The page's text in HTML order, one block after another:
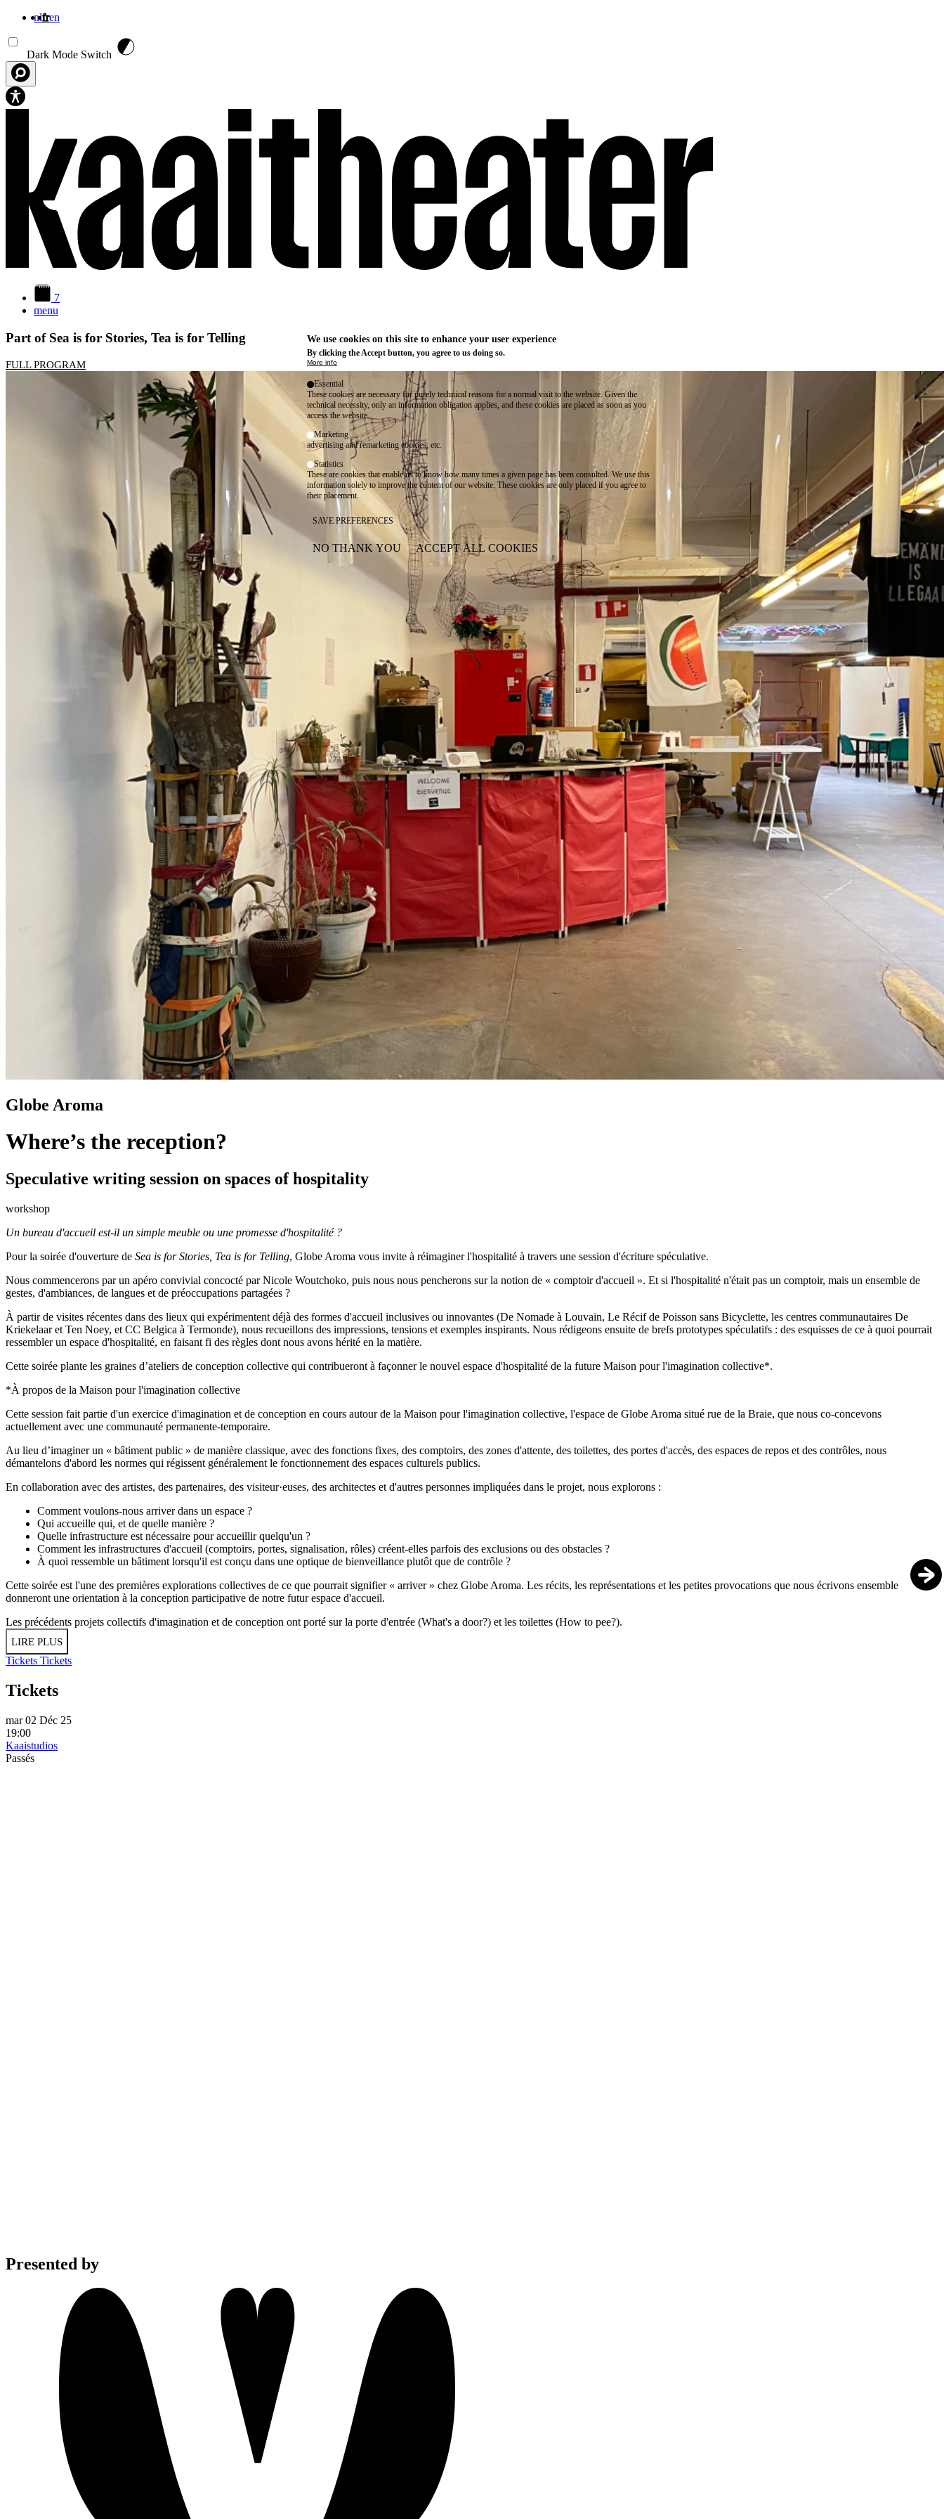
nlfren
Dark Mode Switch
7
menu
Part of Sea is for Stories, Tea is for Telling
FULL PROGRAM
Globe Aroma
Where’s the reception?
Speculative writing session on spaces of hospitality
workshop
Un bureau d'accueil est-il un simple meuble ou une promesse d'hospitalité ?
Pour la soirée d'ouverture de Sea is for Stories, Tea is for Telling, Globe Aroma vous invite à réimaginer l'hospitalité à travers une session d'écriture spéculative.
Nous commencerons par un apéro convivial concocté par Nicole Woutchoko, puis nous nous pencherons sur la notion de « comptoir d'accueil ». Et si l'hospitalité n'était pas un comptoir, mais un ensemble de
gestes, d'ambiances, de langues et de préoccupations partagées ?
À partir de visites récentes dans des lieux qui expérimentent déjà des formes d'accueil inclusives ou innovantes (De Nomade à Louvain, Le Récif de Poisson sans Bicyclette, les centres communautaires De
Kriekelaar et Ten Noey, et CC Belgica à Termonde), nous recueillons des impressions, tensions et exemples inspirants. Nous rédigeons ensuite de brefs prototypes spéculatifs : des esquisses de ce à quoi pourrait
ressembler un espace d'hospitalité, en faisant fi des règles dont nous avons hérité en la matière.
Cette soirée plante les graines d’ateliers de conception collective qui contribueront à façonner le nouvel espace d'hospitalité de la future Maison pour l'imagination collective*.
*À propos de la Maison pour l'imagination collective
Cette session fait partie d'un exercice d'imagination et de conception en cours autour de la Maison pour l'imagination collective, l'espace de Globe Aroma situé rue de la Braie, que nous co-concevons
actuellement avec une communauté permanente-temporaire.
Au lieu d’imaginer un « bâtiment public » de manière classique, avec des fonctions fixes, des comptoirs, des zones d'attente, des toilettes, des portes d'accès, des espaces de repos et des contrôles, nous
démantelons d'abord les normes qui régissent généralement le fonctionnement des espaces culturels publics.
En collaboration avec des artistes, des partenaires, des visiteur·euses, des architectes et d'autres personnes impliquées dans le projet, nous explorons :
Comment voulons-nous arriver dans un espace ?
Qui accueille qui, et de quelle manière ?
Quelle infrastructure est nécessaire pour accueillir quelqu'un ?
Comment les infrastructures d'accueil (comptoirs, portes, signalisation, rôles) créent-elles parfois des exclusions ou des obstacles ?
À quoi ressemble un bâtiment lorsqu'il est conçu dans une optique de bienveillance plutôt que de contrôle ?
Cette soirée est l'une des premières explorations collectives de ce que pourrait signifier « arriver » chez Globe Aroma. Les récits, les représentations et les petites provocations que nous écrivons ensemble
donneront une orientation à la conception participative de notre futur espace d'accueil.
Les précédents projets collectifs d'imagination et de conception ont porté sur la porte d'entrée (What's a door?) et les toilettes (How to pee?).
LIRE PLUS
Tickets Tickets
Tickets
mar 02 Déc 25
19:00
Kaaistudios
Passés
Presented by
We use cookies on this site to enhance your user experience
By clicking the Accept button, you agree to us doing so.
More info
Essential
These cookies are necessary for purely technical reasons for a normal visit to the website. Given the
technical necessity, only an information obligation applies, and these cookies are placed as soon as you
access the website.
Marketing
advertising and remarketing cookies, etc.
Statistics
These are cookies that enable us to know how many times a given page has been consulted. We use this
information solely to improve the content of our website. These cookies are only placed if you agree to
their placement.
SAVE PREFERENCES
NO THANK YOU ACCEPT ALL COOKIES
WITHDRAW CONSENT